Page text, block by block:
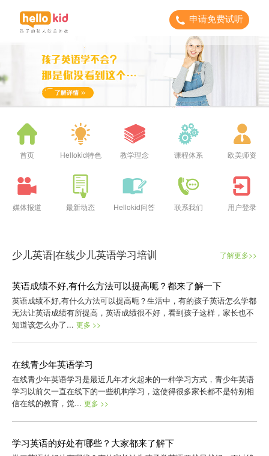
申请免费试听
首页 Hellokid特色 教学理念 课程体系 欧美师资
媒体报道 最新动态 Hellokid问答 联系我们 用户登录
少儿英语|在线少儿英语学习培训 了解更多>>
英语成绩不好,有什么方法可以提高呃？都来了解一下
英语成绩不好,有什么方法可以提高呃？生活中，有的孩子英语怎么学都
无法让英语成绩有所提高，英语成绩很不好，看到孩子这样，家长也不
知道该怎么办了... 更多 >>
在线青少年英语学习
在线青少年英语学习是最近几年才火起来的一种学习方式，青少年英语
学习以前欠一直在线下的一些机构学习，这使得很多家长都不是特别相
信在线的教育，觉... 更多 >>
学习英语的好处有哪些？大家都来了解下